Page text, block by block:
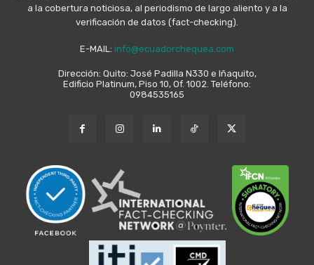
a la cobertura noticiosa, al periodismo de largo aliento y a la
verificación de datos (fact-checking).
E-MAIL: info@ecuadorchequea.com
Dirección: Quito: José Padilla N330 e Iñaquito,
Edificio Platinum, Piso 10, Of. 1002. Teléfono:
0984535165